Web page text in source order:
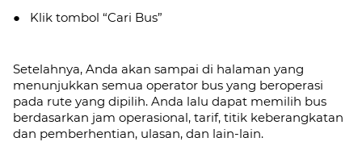
● Klik tombol “Cari Bus”
Setelahnya, Anda akan sampai di halaman yang
menunjukkan semua operator bus yang beroperasi
pada rute yang dipilih. Anda lalu dapat memilih bus
berdasarkan jam operasional, tarif, titik keberangkatan
dan pemberhentian, ulasan, dan lain-lain.